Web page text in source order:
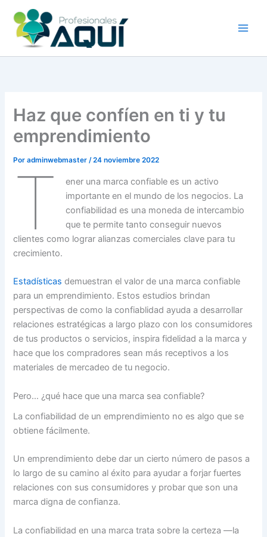
contenido
Haz que confíen en ti y tu
emprendimiento
Poradminwebmaster/24 noviembre 2022
T
ener una marca confiable es un activo
importante en el mundo de los negocios. La
confiabilidad es una moneda de intercambio
que te permite tanto conseguir nuevos
clientes como lograr alianzas comerciales clave para tu
crecimiento.
Estadísticas demuestran el valor de una marca confiable
para un emprendimiento. Estos estudios brindan
perspectivas de como la confiablidad ayuda a desarrollar
relaciones estratégicas a largo plazo con los consumidores
de tus productos o servicios, inspira fidelidad a la marca y
hace que los compradores sean más receptivos a los
materiales de mercadeo de tu negocio.
Pero… ¿qué hace que una marca sea confiable?
La confiabilidad de un emprendimiento no es algo que se
obtiene fácilmente.
Un emprendimiento debe dar un cierto número de pasos a
lo largo de su camino al éxito para ayudar a forjar fuertes
relaciones con sus consumidores y probar que son una
marca digna de confianza.
La confiabilidad en una marca trata sobre la certeza —la